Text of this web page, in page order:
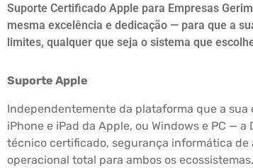
Suporte Certificado Apple para Empresas
mesma excelência e dedicação — para que a
limites, qualquer que seja o sistema que
Suporte Apple
Independentemente da plataforma que a sua
iPhone e iPad da Apple, ou Windows e PC —
técnico certificado, segurança informática
operacional total para ambos os ecossistemas.